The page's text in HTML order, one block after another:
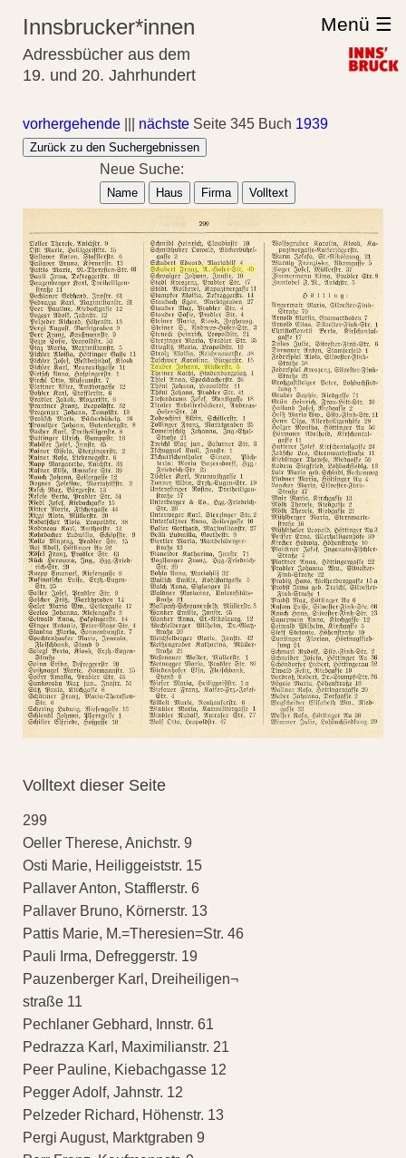
Innsbrucker*innen
Adressbücher aus dem
19. und 20. Jahrhundert
Menü ☰
vorhergehende nächste Seite 345 Buch 1939
Zurück zu den Suchergebnissen
Neue Suche:
Name Haus Firma Volltext
Volltext dieser Seite
299
Oeller Therese, Anichstr. 9
Osti Marie, Heiliggeiststr. 15
Pallaver Anton, Stafflerstr. 6
Pallaver Bruno, Körnerstr. 13
Pattis Marie, M.=Theresien=Str. 46
Pauli Irma, Defreggerstr. 19
Pauzenberger Karl, Dreiheiligen¬
straße 11
Pechlaner Gebhard, Innstr. 61
Pedrazza Karl, Maximilianstr. 21
Peer Pauline, Kiebachgasse 12
Pegger Adolf, Jahnstr. 12
Pelzeder Richard, Höhenstr. 13
Pergi August, Marktgraben 9